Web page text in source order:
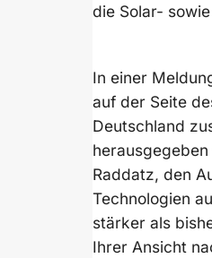
die Solar-
In einer
auf der Seite
Deutschland
Raddatz, den
Technologien
stärker als
Ihrer Ansicht